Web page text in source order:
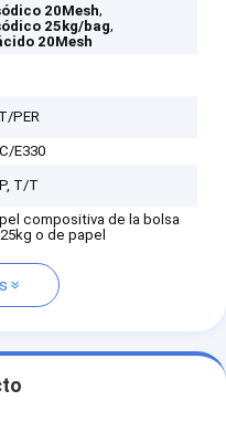
20Mesh,
25kg/bag,
20Mesh
PER
E330
T/T
compositiva de la bolsa
o de papel